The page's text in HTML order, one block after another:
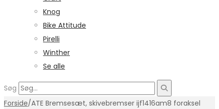
Knog
Bike Attitude
Pirelli
Winther
Se alle
Søg
Forside/ATE Bremsesæt, skivebremser ijf1416am8 foraksel